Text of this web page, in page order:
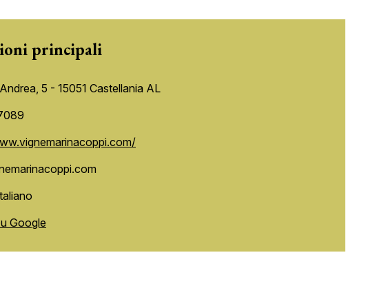
principali
5 - 15051 Castellania AL
Google